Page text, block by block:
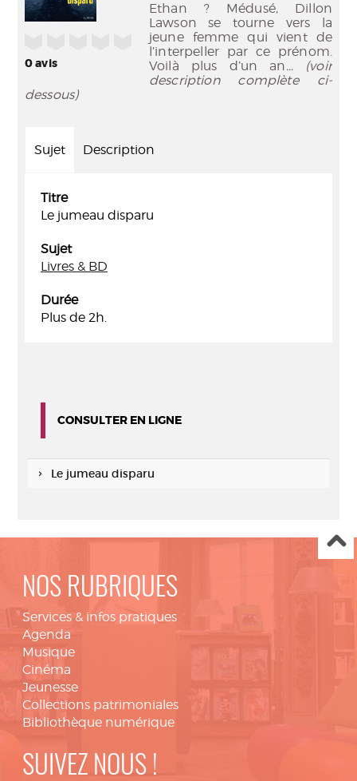
0avis
Ethan ? Médusé, Dillon
Lawson se tourne vers la
jeune femme qui vient de
l’interpeller par ce prénom.
Voilà plus d’un an... (voir
description complète ci-
dessous)
Sujet Description
Titre
Le jumeau disparu
Sujet
Livres & BD
Durée
Plus de 2h.
CONSULTER EN LIGNE
Le jumeau disparu
NOS RUBRIQUES
Services & infos pratiques
Agenda
Musique
Cinéma
Jeunesse
Collections patrimoniales
Bibliothèque numérique
SUIVEZ NOUS !